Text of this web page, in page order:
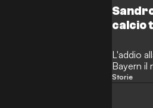
calcio
L'addio
Storie